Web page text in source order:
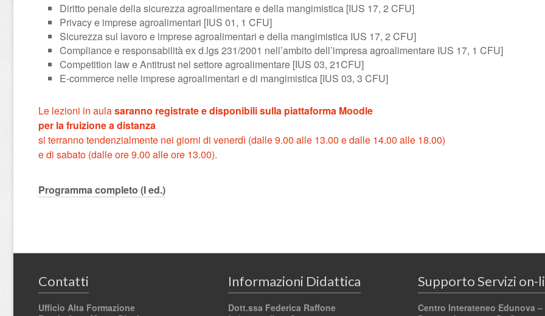
Diritto penale della sicurezza agroalimentare e della mangimistica [IUS 17, 2 CFU]
Privacy e imprese agroalimentari [IUS 01, 1 CFU]
Sicurezza sul lavoro e imprese agroalimentari e della mangimistica IUS 17, 2 CFU]
Compliance e responsabilità ex d.lgs 231/2001 nell’ambito dell’impresa agroalimentare IUS 17, 1 CFU]
Competition law e Antitrust nel settore agroalimentare [IUS 03, 21CFU]
E-commerce nelle imprese agroalimentari e di mangimistica [IUS 03, 3 CFU]
Le lezioni in aulasaranno registrate e disponibili sulla piattaforma Moodle
per la fruizione a distanza
si terranno tendenzialmente nei giorni di venerdì (dalle 9.00 alle 13.00 e dalle 14.00 alle 18.00)
e di sabato (dalle ore 9.00 alle ore 13.00).
Programma completo (I ed.)
Contatti
Ufficio Alta Formazione
Informazioni Didattica
Dott.ssa Federica Raffone
Supporto Servizi on-
Centro Interateneo Edunova –